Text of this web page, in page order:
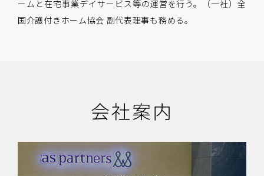
ームと在宅事業デイサービス等の運営を行う。（一社）全
国介護付きホーム協会 副代表理事も務める。
会社案内